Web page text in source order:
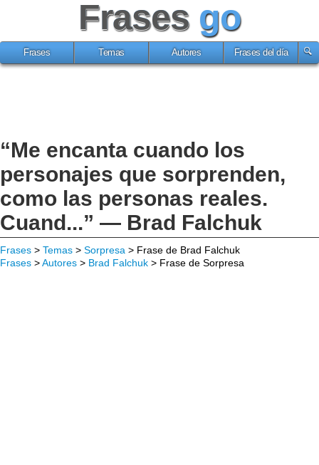
Frases go
Frases Temas Autores Frases del día
“Me encanta cuando los
personajes que sorprenden,
como las personas reales.
Cuand...” — Brad Falchuk
Frases > Temas > Sorpresa > Frase de Brad Falchuk
Frases >Autores > Brad Falchuk > Frase de Sorpresa